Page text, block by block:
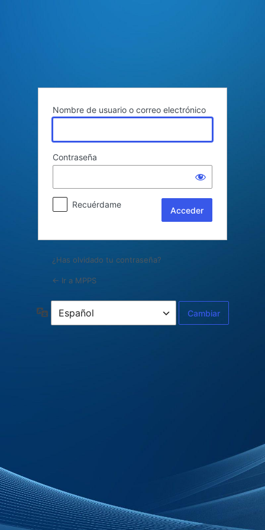
Nombre de usuario o correo electrónico
Contraseña
Recuérdame
¿Has olvidado tu contraseña?
← Ir a MPPS
Idioma